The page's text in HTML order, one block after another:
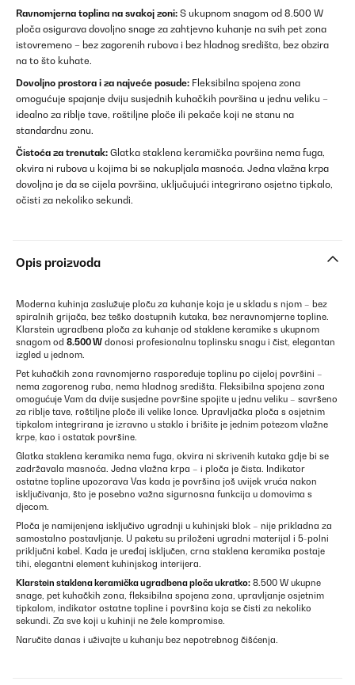
Ravnomjerna toplina na svakoj zoni: S ukupnom snagom od 8.500 W
ploča osigurava dovoljno snage za zahtjevno kuhanje na svih pet zona
istovremeno – bez zagorenih rubova i bez hladnog središta, bez obzira
na to što kuhate.
Dovoljno prostora i za najveće posude: Fleksibilna spojena zona
omogućuje spajanje dviju susjednih kuhačkih površina u jednu veliku –
idealno za riblje tave, roštiljne ploče ili pekače koji ne stanu na
standardnu zonu.
Čistoća za trenutak: Glatka staklena keramička površina nema fuga,
okvira ni rubova u kojima bi se nakupljala masnoća. Jedna vlažna krpa
dovoljna je da se cijela površina, uključujući integrirano osjetno tipkalo,
očisti za nekoliko sekundi.
Opis proizvoda
Moderna kuhinja zaslužuje ploču za kuhanje koja je u skladu s njom – bez
spiralnih grijača, bez teško dostupnih kutaka, bez neravnomjerne topline.
Klarstein ugradbena ploča za kuhanje od staklene keramike s ukupnom
snagom od 8.500 W donosi profesionalnu toplinsku snagu i čist, elegantan
izgled u jednom.
Pet kuhačkih zona ravnomjerno raspoređuje toplinu po cijeloj površini –
nema zagorenog ruba, nema hladnog središta. Fleksibilna spojena zona
omogućuje Vam da dvije susjedne površine spojite u jednu veliku – savršeno
za riblje tave, roštiljne ploče ili velike lonce. Upravljačka ploča s osjetnim
tipkalom integrirana je izravno u staklo i brišite je jednim potezom vlažne
krpe, kao i ostatak površine.
Glatka staklena keramika nema fuga, okvira ni skrivenih kutaka gdje bi se
zadržavala masnoća. Jedna vlažna krpa – i ploča je čista. Indikator
ostatne topline upozorava Vas kada je površina još uvijek vruća nakon
isključivanja, što je posebno važna sigurnosna funkcija u domovima s
djecom.
Ploča je namijenjena isključivo ugradnji u kuhinjski blok – nije prikladna za
samostalno postavljanje. U paketu su priloženi ugradni materijal i 5-polni
priključni kabel. Kada je uređaj isključen, crna staklena keramika postaje
tihi, elegantni element kuhinjskog interijera.
Klarstein staklena keramička ugradbena ploča ukratko: 8.500 W ukupne
snage, pet kuhačkih zona, fleksibilna spojena zona, upravljanje osjetnim
tipkalom, indikator ostatne topline i površina koja se čisti za nekoliko
sekundi. Za sve koji u kuhinji ne žele kompromise.
Naručite danas i uživajte u kuhanju bez nepotrebnog čišćenja.